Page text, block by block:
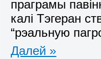
праграмы
калі Тэгеран
“рэальную
Далей »